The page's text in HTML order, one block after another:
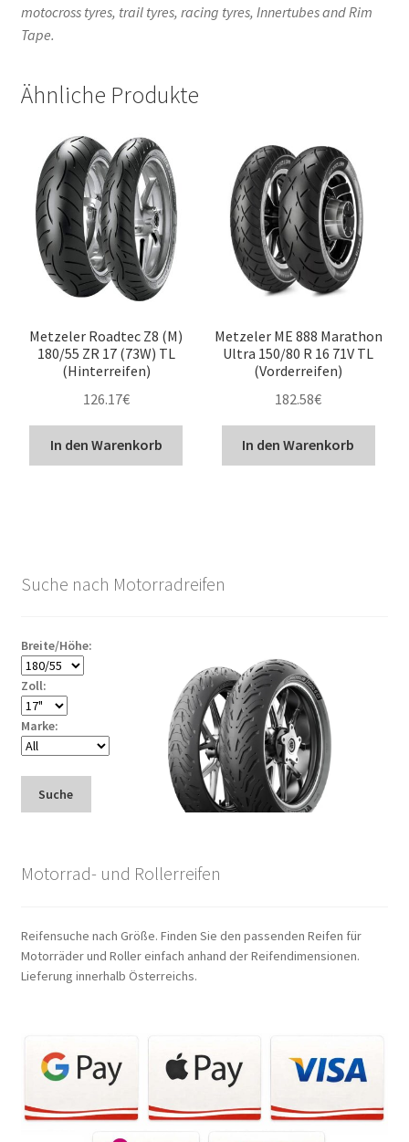
motocross tyres, trail tyres, racing tyres, Innertubes and Rim
Tape.
Ähnliche Produkte
Metzeler Roadtec Z8 (M)
180/55 ZR 17 (73W) TL
(Hinterreifen)
126.17€
In den Warenkorb
Metzeler ME 888 Marathon
Ultra 150/80 R 16 71V TL
(Vorderreifen)
182.58€
In den Warenkorb
Suche nach Motorradreifen
Breite/Höhe:
Zoll:
Marke:
Suche
Motorrad- und Rollerreifen
Reifensuche nach Größe. Finden Sie den passenden Reifen für
Motorräder und Roller einfach anhand der Reifendimensionen.
Lieferung innerhalb Österreichs.